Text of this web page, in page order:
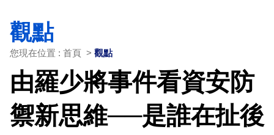
觀點
您現在位置 : 首頁 > 觀點
由羅少將事件看資安防
禦新思維──是誰在扯後